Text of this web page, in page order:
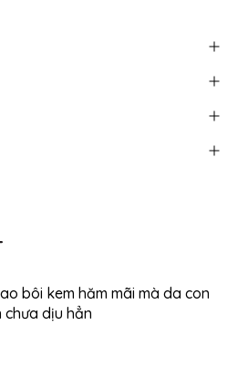
bôi kem hăm mãi mà da con
chưa dịu hẳn